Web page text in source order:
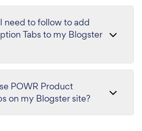
need to follow to add
Tabs to my Blogster
POWR Product
on my Blogster site?